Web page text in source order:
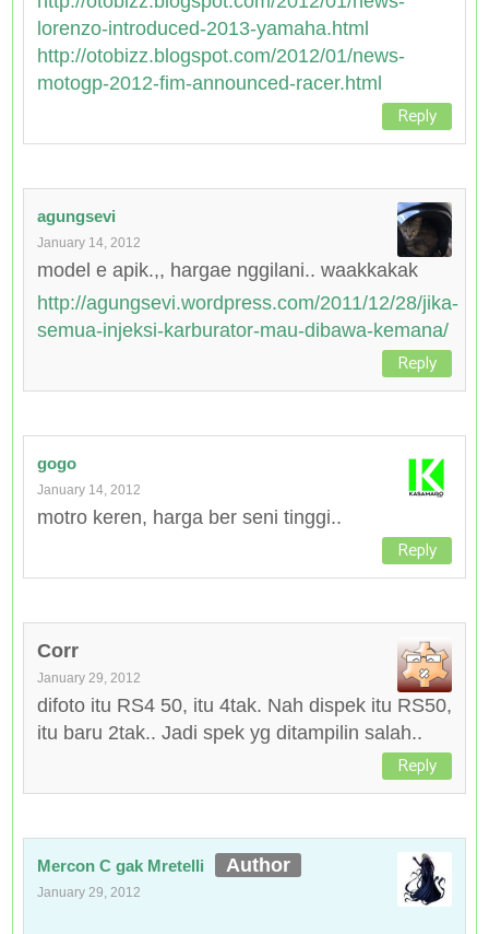
lorenzo-introduced-2013-yamaha.html
http://otobizz.blogspot.com/2012/01/news-
motogp-2012-fim-announced-racer.html
Reply
agungsevi
January 14, 2012
model e apik.,, hargae nggilani.. waakkakak
http://agungsevi.wordpress.com/2011/12/28/jika-
semua-injeksi-karburator-mau-dibawa-kemana/
Reply
gogo
January 14, 2012
motro keren, harga ber seni tinggi..
Reply
Corr
January 29, 2012
difoto itu RS4 50, itu 4tak. Nah dispek itu RS50,
itu baru 2tak.. Jadi spek yg ditampilin salah..
Reply
Mercon C gak Mretelli
January 29, 2012